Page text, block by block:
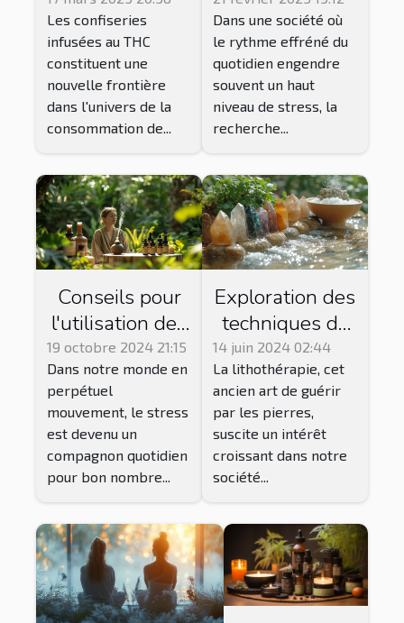
bonbons au
THC
Les confiseries
infusées au THC
constituent une
nouvelle frontière
dans l'univers de la
consommation de...
peut faciliter la
gestion du
stress
quotidien
Dans une société où
le rythme effréné du
quotidien engendre
souvent un haut
niveau de stress, la
recherche...
Conseils pour
l'utilisation des
huiles
essentielles
dans la gestion
du stress
19 octobre 2024 21:15
Dans notre monde en
perpétuel
mouvement, le stress
est devenu un
compagnon quotidien
pour bon nombre...
Exploration des
techniques de
purification et
de
rechargement
des pierres en
lithothérapie
14 juin 2024 02:44
La lithothérapie, cet
ancien art de guérir
par les pierres,
suscite un intérêt
croissant dans notre
société...